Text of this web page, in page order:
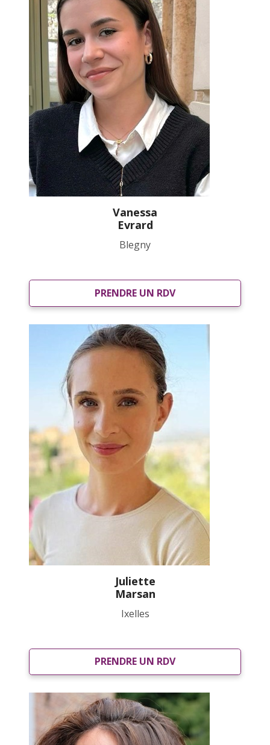
Vanessa
Evrard
Blegny
PRENDRE UN RDV
Juliette
Marsan
Ixelles
PRENDRE UN RDV